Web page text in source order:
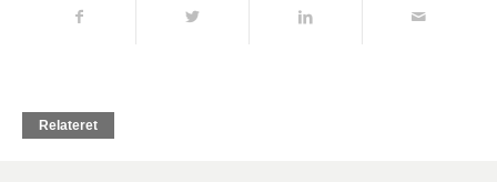
Relateret